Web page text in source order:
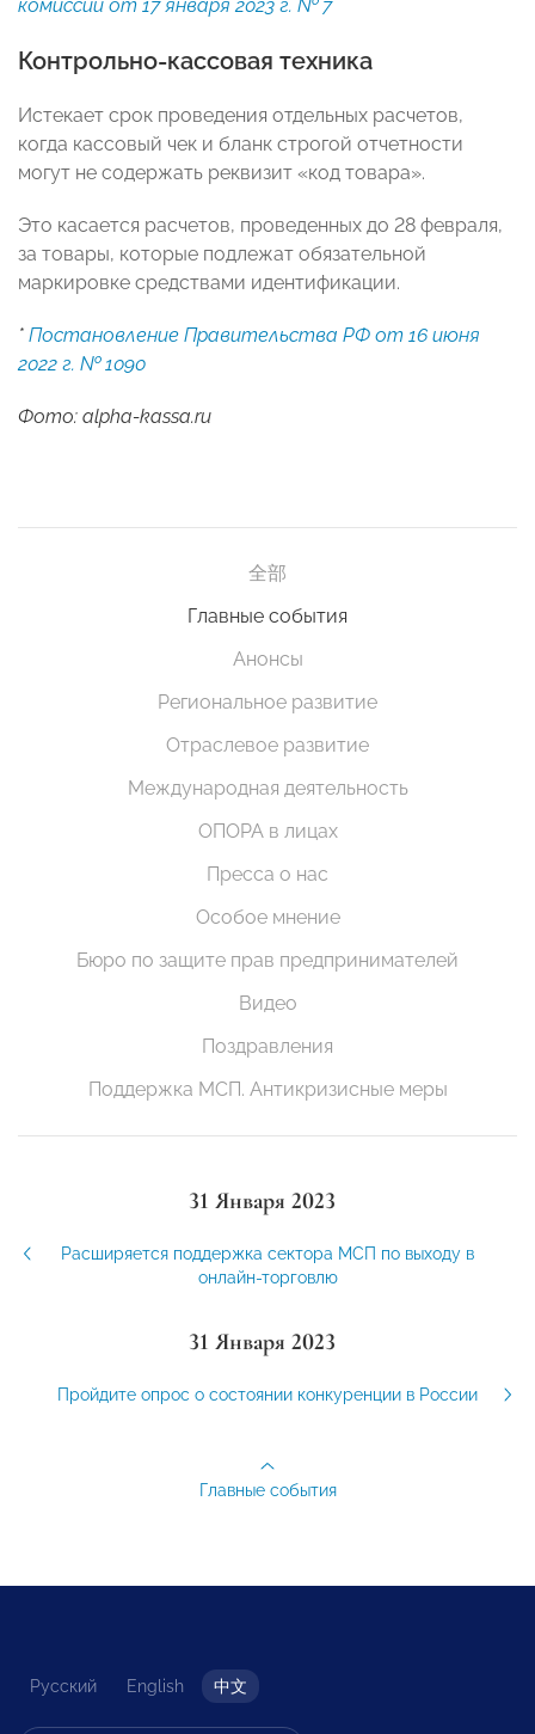
комиссии от 17 января 2023 г. № 7
Контрольно-кассовая техника
Истекает срок проведения отдельных расчетов,
когда кассовый чек и бланк строгой отчетности
могут не содержать реквизит «код товара».
Это касается расчетов, проведенных до 28 февраля,
за товары, которые подлежат обязательной
маркировке средствами идентификации.
* Постановление Правительства РФ от 16 июня
2022 г. № 1090
Фото: alpha-kassa.ru
全部
Главные события
Анонсы
Региональное развитие
Отраслевое развитие
Международная деятельность
ОПОРА в лицах
Пресса о нас
Особое мнение
Бюро по защите прав предпринимателей
Видео
Поздравления
Поддержка МСП. Антикризисные меры
31 Января 2023
Расширяется поддержка сектора МСП по выходу в
онлайн-торговлю
31 Января 2023
Пройдите опрос о состоянии конкуренции в России
Главные события
Русский English 中文